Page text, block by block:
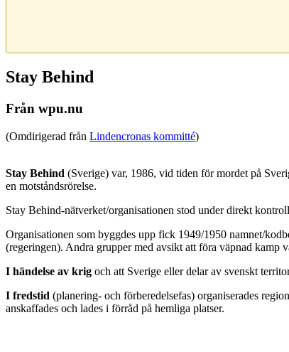
Stay Behind
Från wpu.nu
(Omdirigerad från Lindencronas kommitté)
Stay Behind (Sverige) var, 1986, vid tiden för mordet på
en motståndsrörelse.
Stay Behind-nätverket/organisationen stod under direkt
Organisationen som byggdes upp fick 1949/1950 namnet/
(regeringen). Andra grupper med avsikt att föra väpnad
I händelse av krig och att Sverige eller delar av svenskt
I fredstid (planering- och förberedelsefas) organiserades
anskaffades och lades i förråd på hemliga platser.